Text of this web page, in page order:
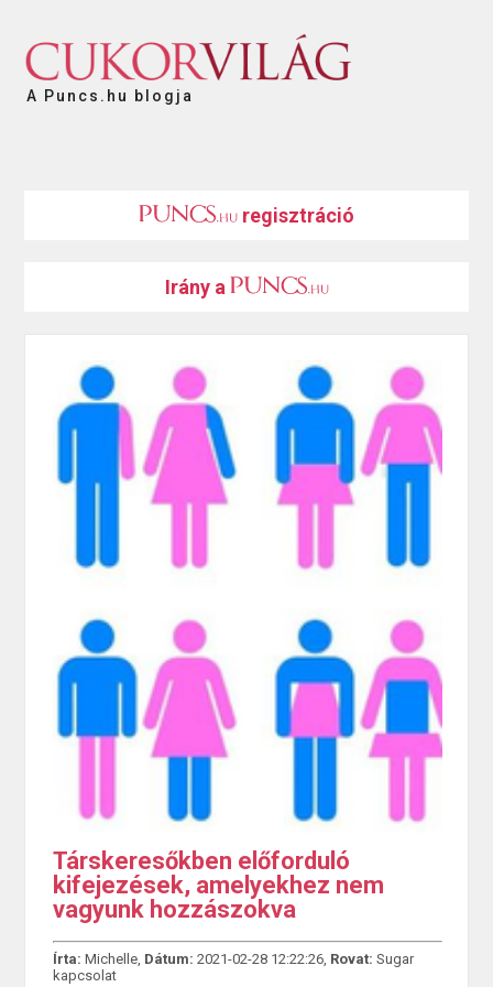
A Puncs.hu blogja
regisztráció
Irány a
Társkeresőkben előforduló
kifejezések, amelyekhez nem
vagyunk hozzászokva
Írta: Michelle, Dátum: 2021-02-28 12:22:26, Rovat: Sugar
kapcsolat